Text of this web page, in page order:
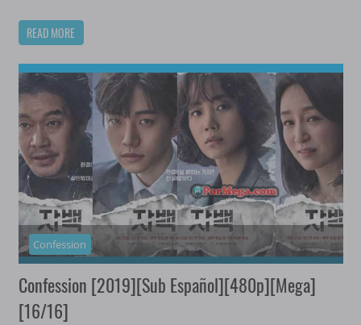
READ MORE
Confession
Confession [2019][Sub Español][480p][Mega]
[16/16]